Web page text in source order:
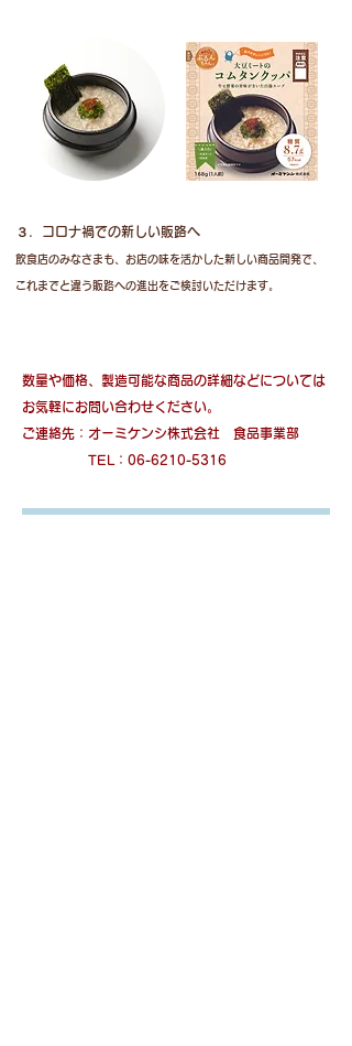
３．コロナ禍での新しい販路へ
飲食店のみなさまも、お店の味を活かした新しい商品開発で、
これまでと違う販路への進出をご検討いただけます。
数量や価格、製造可能な商品の詳細などについては
​お気軽にお問い合わせください。
ご連絡先：オーミケンシ株式会社 食品事業部
​ TEL：06-6210-5316